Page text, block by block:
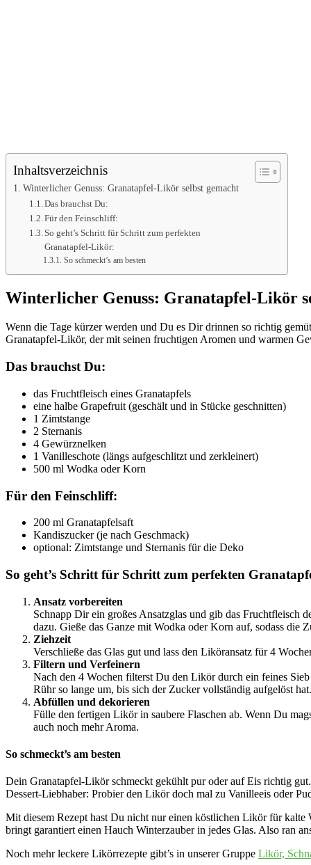
Inhaltsverzeichnis
Winterlicher Genuss: Granatapfel-Likör selbst gemacht
Das brauchst Du:
Für den Feinschliff:
So geht’s Schritt für Schritt zum perfekten
Granatapfel-Likör:
So schmeckt’s am besten
Winterlicher Genuss: Granatapfel-Likör
Wenn die Tage kürzer werden und Du es Dir drinnen so richtig
Granatapfel-Likör, der mit seinen fruchtigen Aromen und warmen
Das brauchst Du:
das Fruchtfleisch eines Granatapfels
eine halbe Grapefruit (geschält und in Stücke geschnitten)
1 Zimtstange
2 Sternanis
4 Gewürznelken
1 Vanilleschote (längs aufgeschlitzt und zerkleinert)
500 ml Wodka oder Korn
Für den Feinschliff:
200 ml Granatapfelsaft
Kandiszucker (je nach Geschmack)
optional: Zimtstange und Sternanis für die Deko
So geht’s Schritt für Schritt zum perfekten
Ansatz vorbereiten
Schnapp Dir ein großes Ansatzglas und gib das Fruchtfleisch
dazu. Gieße das Ganze mit Wodka oder Korn auf, sodass die
Ziehzeit
Verschließe das Glas gut und lass den Liköransatz für 4
Filtern und Verfeinern
Nach den 4 Wochen filterst Du den Likör durch ein feines
Rühr so lange um, bis sich der Zucker vollständig aufgelöst hat.
Abfüllen und dekorieren
Fülle den fertigen Likör in saubere Flaschen ab. Wenn Du
auch noch mehr Aroma.
So schmeckt’s am besten
Dein Granatapfel-Likör schmeckt gekühlt pur oder auf Eis richtig
Dessert-Liebhaber: Probier den Likör doch mal zu Vanilleeis oder
Mit diesem Rezept hast Du nicht nur einen köstlichen Likör für
bringt garantiert einen Hauch Winterzauber in jedes Glas. Also ran
Noch mehr leckere Likörrezepte gibt’s in unserer Gruppe Likör,